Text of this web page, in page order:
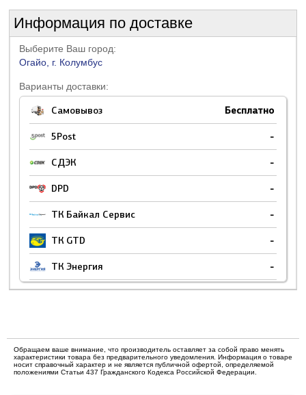
Информация по доставке
Выберите Ваш город:
Огайо, г. Колумбус
Варианты доставки:
Самовывоз Бесплатно
5Post -
СДЭК -
DPD -
ТК Байкал Сервис -
ТК GTD -
ТК Энергия -
Обращаем ваше внимание, что производитель оставляет за собой право менять
характеристики товара без предварительного уведомления. Информация о товаре
носит справочный характер и не является публичной офертой, определяемой
положениями Статьи 437 Гражданского Кодекса Российской Федерации.